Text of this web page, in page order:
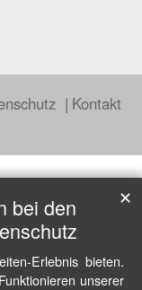
Kontakt
bei den
Erlebnis bieten.
unserer
✕